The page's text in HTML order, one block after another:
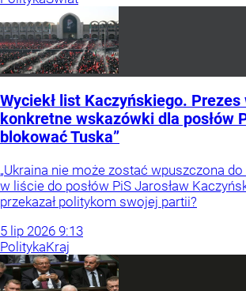
Wyciekł list Kaczyńskiego. Prezes
konkretne wskazówki dla posłów
blokować Tuska”
„Ukraina nie może zostać wpuszczona do
w liście do posłów PiS Jarosław
przekazał politykom swojej partii?
5 lip 2026 9:13
PolitykaKraj